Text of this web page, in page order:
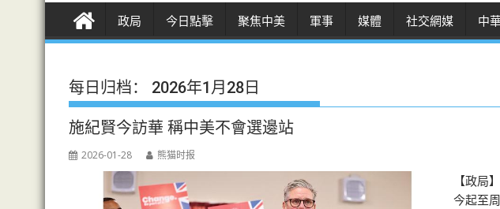
e
政局 今日點擊 聚焦中美 軍事 媒體 社交網媒 中
每日归档： 2026年1月28日
施紀賢今訪華 稱中美不會選邊站
2026-01-28 熊猫时报
【政局
今起至